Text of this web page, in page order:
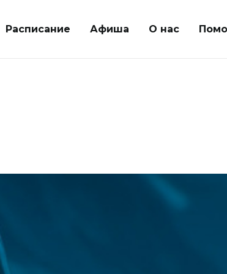
Расписание Афиша О нас